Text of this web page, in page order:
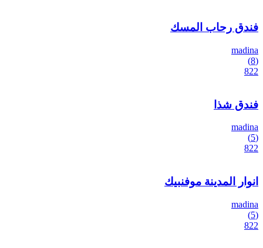
فندق رحاب المسك
madina
(8)
822
فندق شذا
madina
(5)
822
انوار المدينة موفنبيك
madina
(5)
822